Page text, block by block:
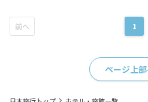
1
ページ上